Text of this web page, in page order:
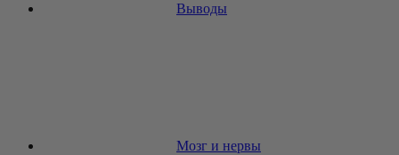
Выводы
Мозг и нервы